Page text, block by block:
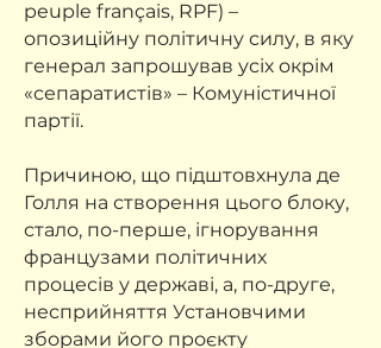
peuple français, RPF) –
опозиційну політичну силу, в яку
генерал запрошував усіх окрім
«сепаратистів» – Комуністичної
партії.
Причиною, що підштовхнула де
Голля на створення цього блоку,
стало, по-перше, ігнорування
французами політичних
процесів у державі, а, по-друге,
несприйняття Установчими
зборами його проєкту